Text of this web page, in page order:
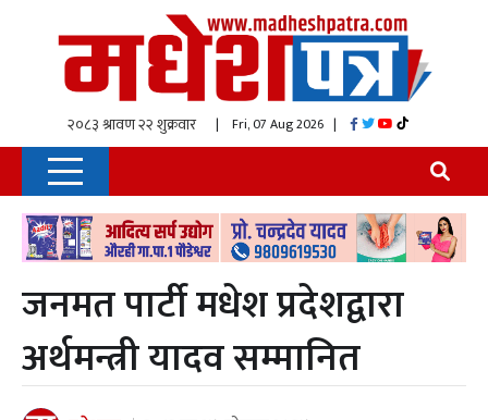
| Fri, 07 Aug 2026 |
जनमत पार्टी मधेश प्रदेशद्वारा
अर्थमन्त्री यादव सम्मानित